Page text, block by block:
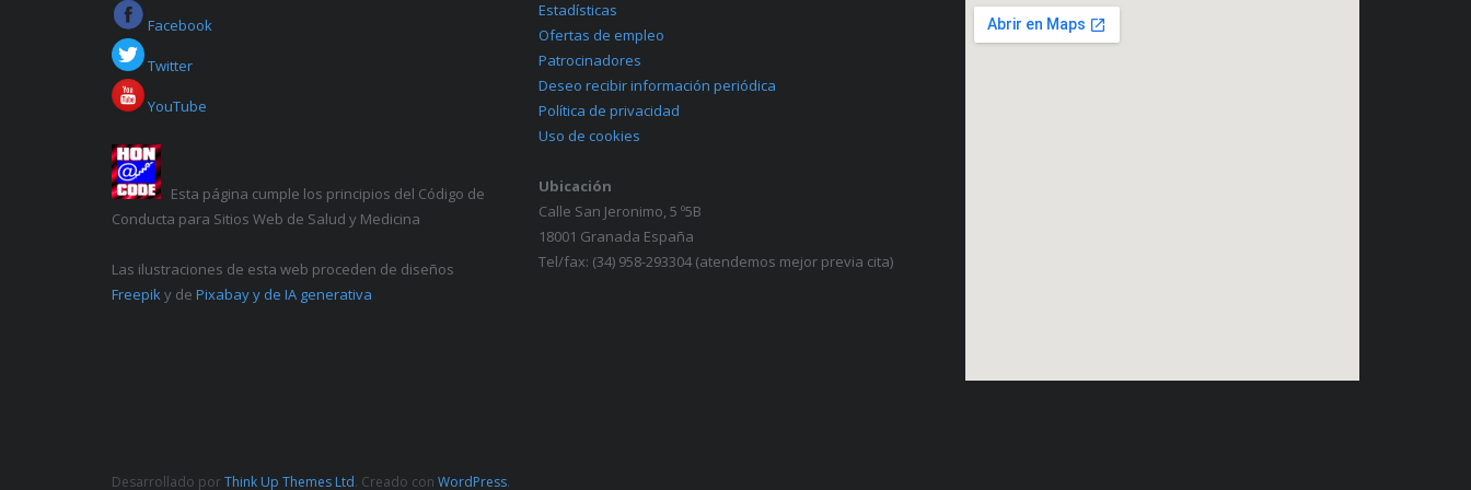
Facebook
Twitter
YouTube
Esta página cumple los principios del Código de
Conducta para Sitios Web de Salud y Medicina
Las ilustraciones de esta web proceden de diseños
Freepiky de Pixabay y de IA generativa
Estadísticas
Ofertas de empleo
Patrocinadores
Deseo recibir información periódica
Política de privacidad
Uso de cookies
Ubicación
Calle San Jeronimo, 5 º5B
18001 Granada España
Tel/fax: (34) 958-293304 (atendemos mejor previa cita)
Desarrollado porThink Up Themes Ltd. Creado con WordPress.